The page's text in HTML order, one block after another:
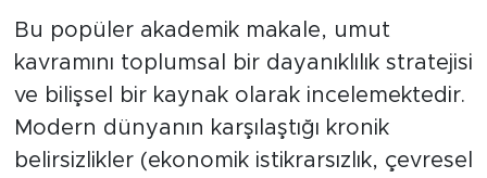
​Bu popüler akademik makale, umut
kavramını toplumsal bir dayanıklılık stratejisi
ve bilişsel bir kaynak olarak incelemektedir.
Modern dünyanın karşılaştığı kronik
belirsizlikler (ekonomik istikrarsızlık, çevresel
POLİTİKA
EKONOMİ
SPOR